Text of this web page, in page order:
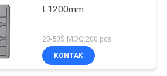
L1200mm
20-50$ MOQ:200 pcs
KONTAK